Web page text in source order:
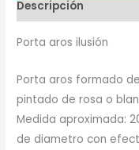
Descripción
Porta aros ilusión
Porta aros formado
pintado de rosa o
Medida aproximada:
de diametro con